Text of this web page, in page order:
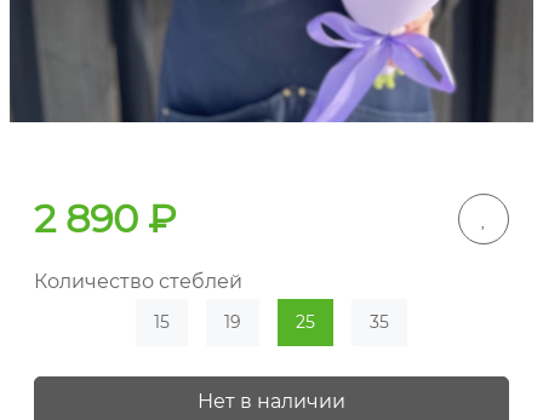
2 890 ₽
Количество стеблей
15 19 25 35
Нет в наличии